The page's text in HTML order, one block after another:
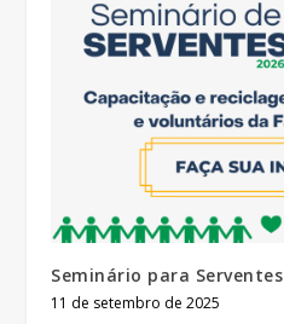
Seminário para Serventes
11 de setembro de 2025